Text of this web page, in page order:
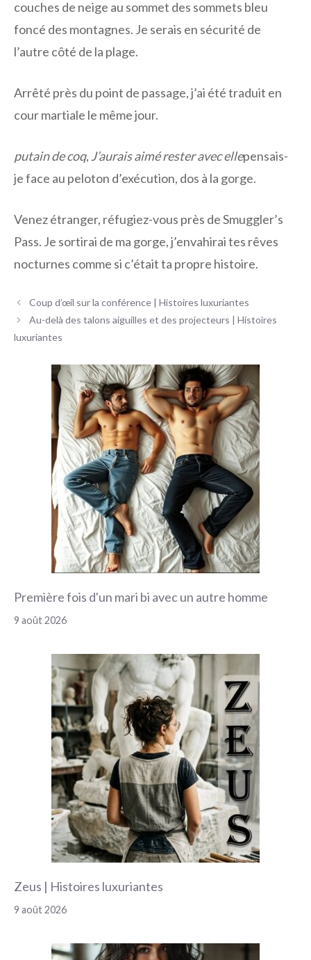
couches de neige au sommet des sommets bleu
foncé des montagnes. Je serais en sécurité de
l’autre côté de la plage.
Arrêté près du point de passage, j’ai été traduit en
cour martiale le même jour.
putain de coq, J’aurais aimé rester avec ellepensais-
je face au peloton d’exécution, dos à la gorge.
Venez étranger, réfugiez-vous près de Smuggler’s
Pass. Je sortirai de ma gorge, j’envahirai tes rêves
nocturnes comme si c’était ta propre histoire.
Navigation
des
Coup d’œil sur la conférence | Histoires luxuriantes
Au-delà des talons aiguilles et des projecteurs | Histoires
luxuriantes
Première fois d'un mari bi avec un autre homme
9 août 2026
Zeus | Histoires luxuriantes
9 août 2026